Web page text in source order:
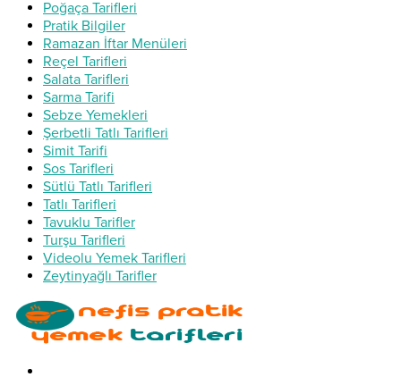
Poğaça Tarifleri
Pratik Bilgiler
Ramazan İftar Menüleri
Reçel Tarifleri
Salata Tarifleri
Sarma Tarifi
Sebze Yemekleri
Şerbetli Tatlı Tarifleri
Simit Tarifi
Sos Tarifleri
Sütlü Tatlı Tarifleri
Tatlı Tarifleri
Tavuklu Tarifler
Turşu Tarifleri
Videolu Yemek Tarifleri
Zeytinyağlı Tarifler